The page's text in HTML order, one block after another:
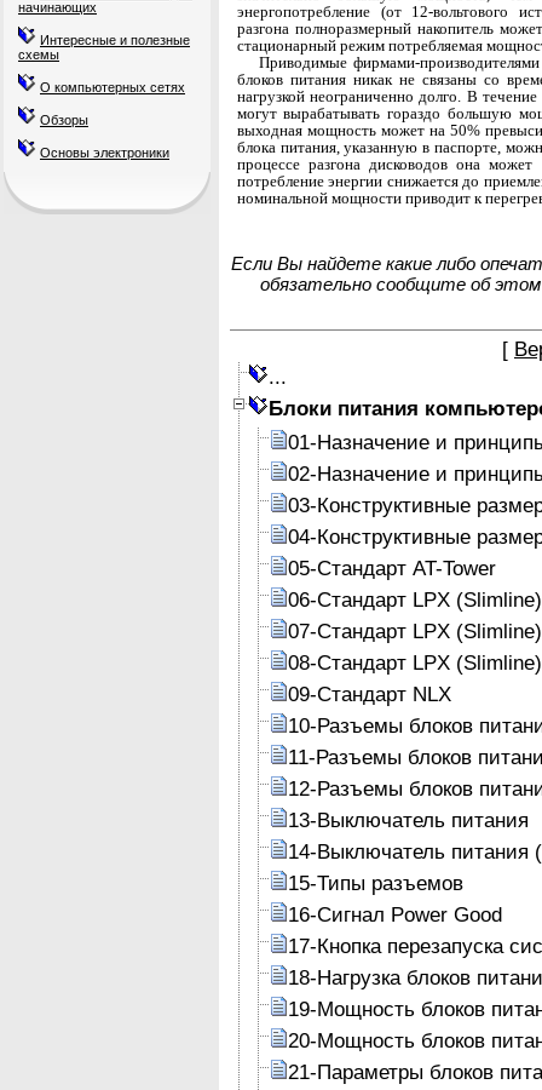
начинающих
Интересные и полезные
схемы
О компьютерных сетях
Обзоры
Основы электроники
энергопотребление (от 12-вольтового
разгона полноразмерный накопитель
стационарный режим потребляемая
Приводимые фирмами-
блоков питания никак не связаны со
нагруз­кой неограниченно долго. В
могут вы­рабатывать гораздо большую
выходная мощ­ность может на 50%
блока питания, указанную в паспорте,
процессе разгона дисководов она
потребление энергии сни­жается до
номинальной мощности приводит к
Если Вы найдете какие либо
обязательно сообщите об
[
Блоки питания
01-Назначение и
02-Назначение и
03-Конструктивные
04-Конструктивные
05-Стандарт AT-Tower
06-Стандарт LPX (Slimline)
07-Стандарт LPX
08-Стандарт LPX
09-Стандарт NLX
10-Разъемы блоков
11-Разъемы блоков
12-Разъемы блоков
13-Выключатель питания
14-Выключатель питания
15-Типы разъемов
16-Сигнал Power Good
17-Кнопка перезапуска
18-Нагрузка блоков
19-Мощность блоков
20-Мощность блоков
21-Параметры блоков